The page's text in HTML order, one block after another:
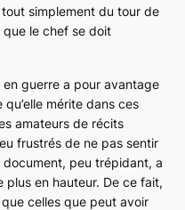
simplement du tour de
le chef se doit
guerre a pour avantage
mérite dans ces
amateurs de récits
frustrés de ne pas sentir
document, peu trépidant, a
plus en hauteur. De ce fait,
celles que peut avoir